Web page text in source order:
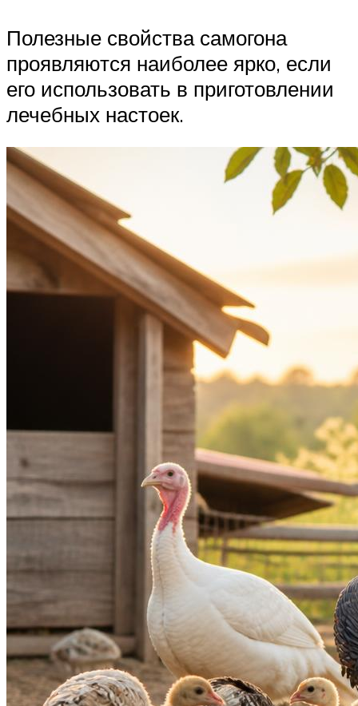
Полезные свойства самогона
проявляются наиболее ярко, если
его использовать в приготовлении
лечебных настоек.